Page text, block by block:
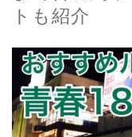
トも紹介